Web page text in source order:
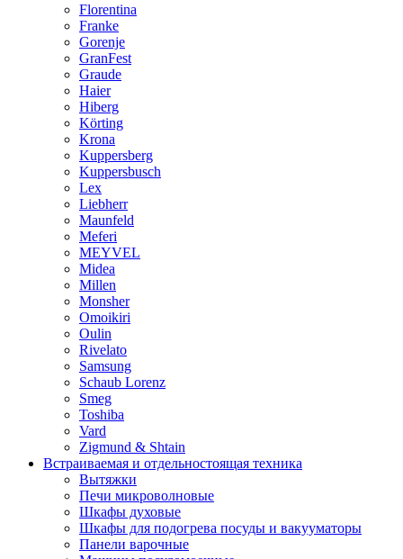
Florentina
Franke
Gorenje
GranFest
Graude
Haier
Hiberg
Körting
Krona
Kuppersberg
Kuppersbusch
Lex
Liebherr
Maunfeld
Meferi
MEYVEL
Midea
Millen
Monsher
Omoikiri
Oulin
Rivelato
Samsung
Schaub Lorenz
Smeg
Toshiba
Vard
Zigmund & Shtain
Встраиваемая и отдельностоящая техника
Вытяжки
Печи микроволновые
Шкафы духовые
Шкафы для подогрева посуды и вакууматоры
Панели варочные